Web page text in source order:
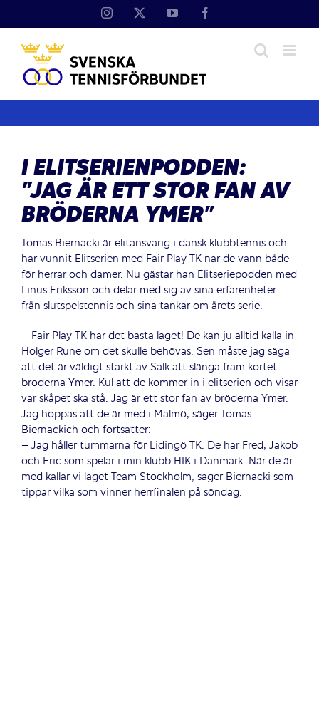
Instagram YouTube
I ELITSERIENPODDEN:
”JAG ÄR ETT STOR FAN AV
BRÖDERNA YMER”
Tomas Biernacki är elitansvarig i dansk klubbtennis och
har vunnit Elitserien med Fair Play TK när de vann både
för herrar och damer. Nu gästar han Elitseriepodden med
Linus Eriksson och delar med sig av sina erfarenheter
från slutspelstennis och sina tankar om årets serie.
– Fair Play TK har det bästa laget! De kan ju alltid kalla in
Holger Rune om det skulle behövas. Sen måste jag säga
att det är väldigt starkt av Salk att slänga fram kortet
bröderna Ymer. Kul att de kommer in i elitserien och visar
var skåpet ska stå. Jag är ett stor fan av bröderna Ymer.
Jag hoppas att de är med i Malmö, säger Tomas
Biernackich och fortsätter:
– Jag håller tummarna för Lidingö TK. De harFred, Jakob
och Eric som spelar i min klubb HIK i Danmark. När de är
med kallar vi laget Team Stockholm, säger Biernacki som
tippar vilka som vinner herrfinalen på söndag.